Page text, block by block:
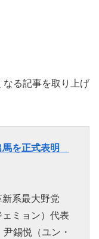
なる記事を取り上げ
馬を正式表明
新系最大野党
ェミョン）代表
錫悦（ユン・